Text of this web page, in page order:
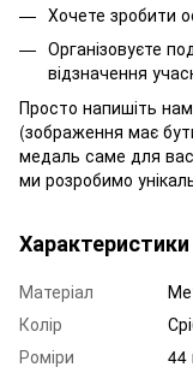
Хочете зробити
Організовуєте
відзначення
Просто напишіть
(зображення має
медаль саме для
ми розробимо
Характеристики
Матеріал
Колір
Роміри
44